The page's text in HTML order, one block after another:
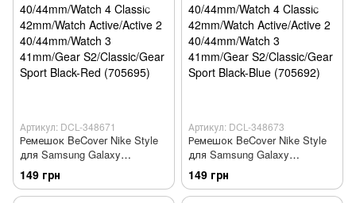
Артикул: DCL-348671
Ремешок BeCover Nike Style
для Samsung Galaxy
(20mm)/Watch 5/ Watch 4
40/44mm/Watch 4 Classic
42mm/Watch Active/Active 2
149 грн
Артикул: DCL-348673
Ремешок BeCover Nike Style
для Samsung Galaxy
(20mm)/Watch 5/ Watch 4
40/44mm/Watch 4 Classic
42mm/Watch Active/Active 2
149 грн